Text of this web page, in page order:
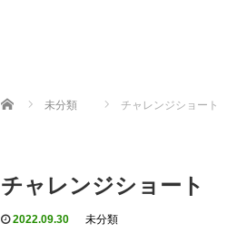
Home 未分類 チャレンジショート
チャレンジショート
2022.09.30 未分類